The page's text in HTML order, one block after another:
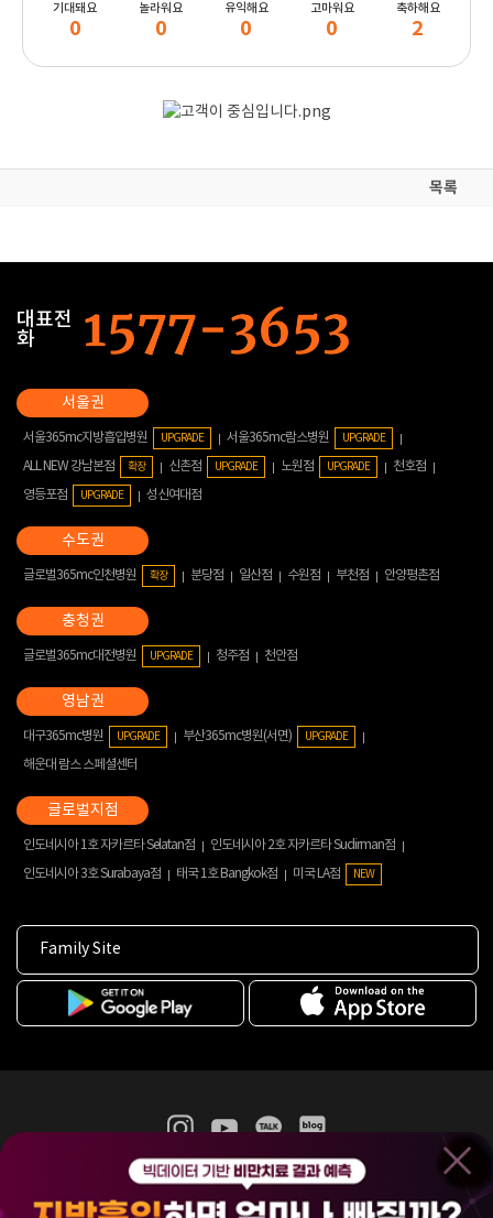
기대돼요
0
놀라워요
0
유익해요
0
고마워요
0
축하해요
2
목록
대표전
화
서울365mc지방흡입병원 UPGRADE 서울365mc람스병원 UPGRADE
ALL NEW 강남본점 확장 신촌점 UPGRADE 노원점 UPGRADE
천호점
영등포점
UPGRADE 성신여대점
글로벌365mc인천병원 확장 분당점 일산점 수원점 부천점 안양평촌점
글로벌365mc대전병원 UPGRADE 청주점 천안점
대구365mc병원 UPGRADE 부산365mc병원(서면) UPGRADE
해운대 람스 스페셜센터
인도네시아 1호 자카르타 Selatan점
인도네시아 2호 자카르타 Sudirman점
인도네시아 3호 Surabaya점
태국 1호 Bangkok점 미국 LA점 NEW
Family Site
365mc 병·의원 이용약관
홈페이지 이용약관
비급여진료수가